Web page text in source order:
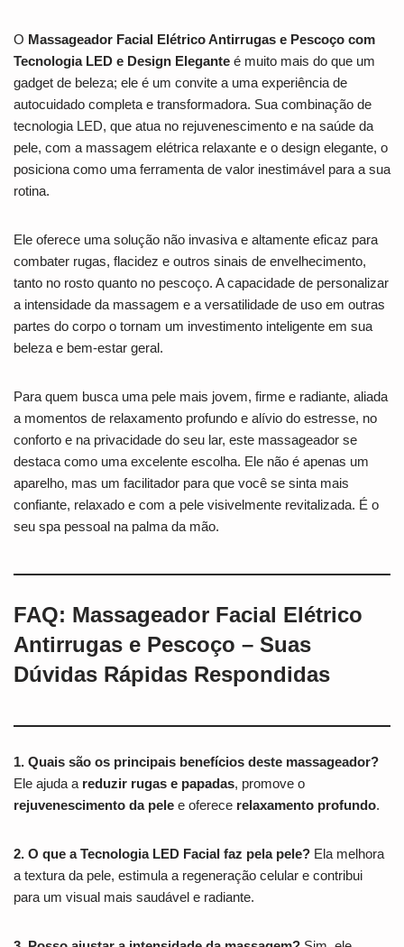
O Massageador Facial Elétrico Antirrugas e Pescoço com
Tecnologia LED e Design Elegante é muito mais do que um
gadget de beleza; ele é um convite a uma experiência de
autocuidado completa e transformadora. Sua combinação de
tecnologia LED, que atua no rejuvenescimento e na saúde da
pele, com a massagem elétrica relaxante e o design elegante, o
posiciona como uma ferramenta de valor inestimável para a sua
rotina.
Ele oferece uma solução não invasiva e altamente eficaz para
combater rugas, flacidez e outros sinais de envelhecimento,
tanto no rosto quanto no pescoço. A capacidade de personalizar
a intensidade da massagem e a versatilidade de uso em outras
partes do corpo o tornam um investimento inteligente em sua
beleza e bem-estar geral.
Para quem busca uma pele mais jovem, firme e radiante, aliada
a momentos de relaxamento profundo e alívio do estresse, no
conforto e na privacidade do seu lar, este massageador se
destaca como uma excelente escolha. Ele não é apenas um
aparelho, mas um facilitador para que você se sinta mais
confiante, relaxado e com a pele visivelmente revitalizada. É o
seu spa pessoal na palma da mão.
FAQ: Massageador Facial Elétrico
Antirrugas e Pescoço – Suas
Dúvidas Rápidas Respondidas
1. Quais são os principais benefícios deste massageador?
Ele ajuda a reduzir rugas e papadas, promove o
rejuvenescimento da pele e oferece relaxamento profundo.
2. O que a Tecnologia LED Facial faz pela pele? Ela melhora
a textura da pele, estimula a regeneração celular e contribui
para um visual mais saudável e radiante.